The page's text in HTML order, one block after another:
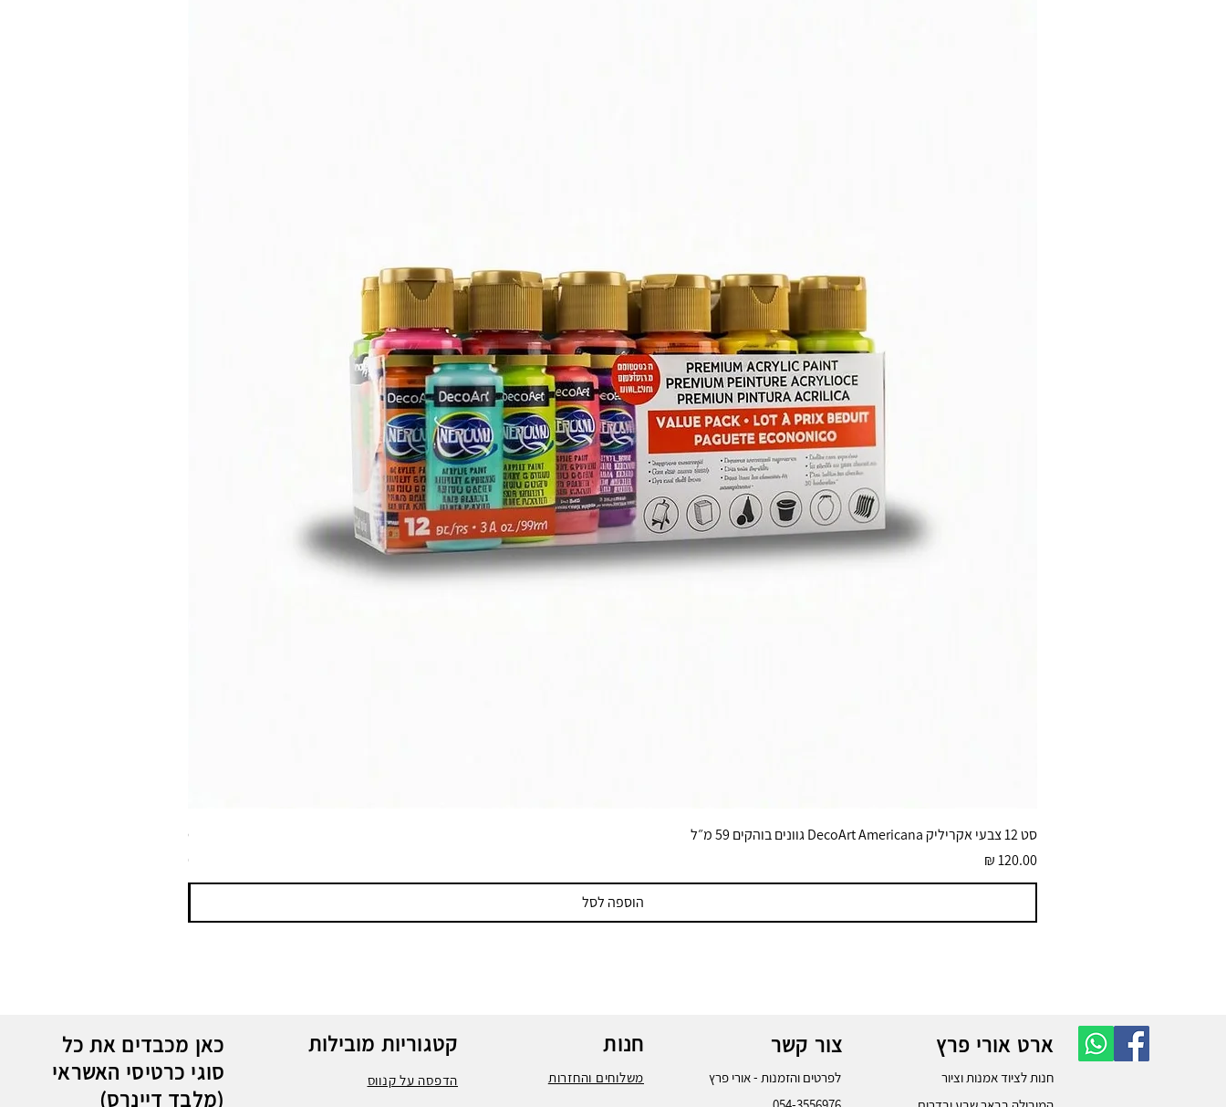
סט 12 צבעי אקריליק DecoArt Americana גוונים בוהקים 59 מ״ל
מחיר
הוספה לסל
ספריי צבע שחור לטמבון MTN WEPRO Bumper Paint
מחיר
כאן מכבדים את כל
סוגי כרטיסי האשראי
(מלבד דיינרס)
קטגוריות מובילות
הדפסה על קנווס
חנות
משלוחים והחזרות
צור קשר
לפרטים והזמנות - אורי פרץ
ארט אורי פרץ
חנות לציוד אמנות וציור